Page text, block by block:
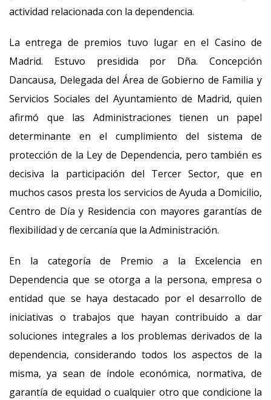
actividad relacionada con la dependencia.
La entrega de premios tuvo lugar en el Casino de
Madrid. Estuvo presidida por Dña. Concepción
Dancausa, Delegada del Área de Gobierno de Familia y
Servicios Sociales del Ayuntamiento de Madrid, quien
afirmó que las Administraciones tienen un papel
determinante en el cumplimiento del sistema de
protección de la Ley de Dependencia, pero también es
decisiva la participación del Tercer Sector, que en
muchos casos presta los servicios de Ayuda a Domicilio,
Centro de Día y Residencia con mayores garantías de
flexibilidad y de cercanía que la Administración.
En la categoría de Premio a la Excelencia en
Dependencia que se otorga a la persona, empresa o
entidad que se haya destacado por el desarrollo de
iniciativas o trabajos que hayan contribuido a dar
soluciones integrales a los problemas derivados de la
dependencia, considerando todos los aspectos de la
misma, ya sean de índole económica, normativa, de
garantía de equidad o cualquier otro que condicione la